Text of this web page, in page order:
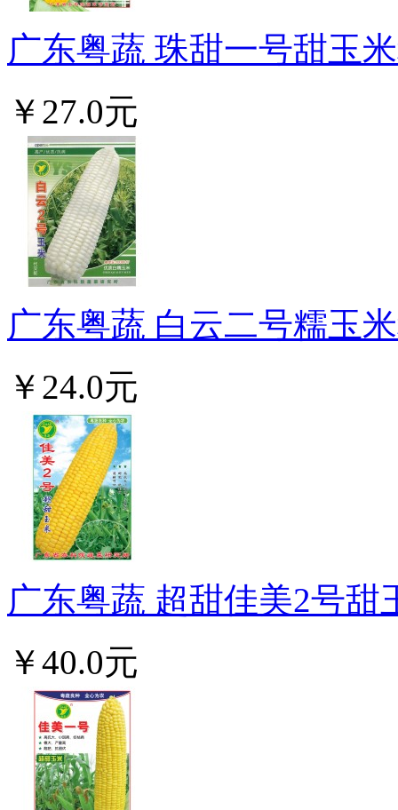
广东粤蔬 珠甜一号甜玉
￥27.0元
广东粤蔬 白云二号糯玉
￥24.0元
广东粤蔬 超甜佳美2号
￥40.0元